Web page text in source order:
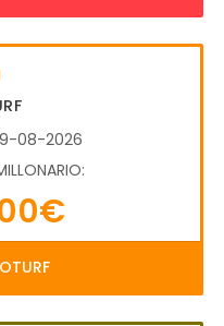
08-2026